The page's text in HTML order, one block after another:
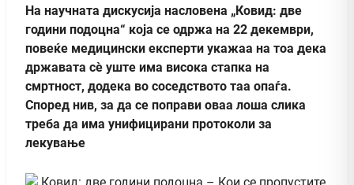
На научната дискусија насловена „Ковид: две
години подоцна“ која се одржа на 22 декември,
повеќе медицински експерти укажаа на тоа дека
државата сè уште има висока стапка на
смртност, додека во соседството таа опаѓа.
Според нив, за да се поправи оваа лоша слика
треба да има унифицирани протоколи за
лекување